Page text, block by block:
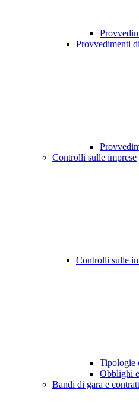
Provvedimenti
Controlli sulle imprese
Controlli sulle
Tipologie
Obblighi
Bandi di gara e